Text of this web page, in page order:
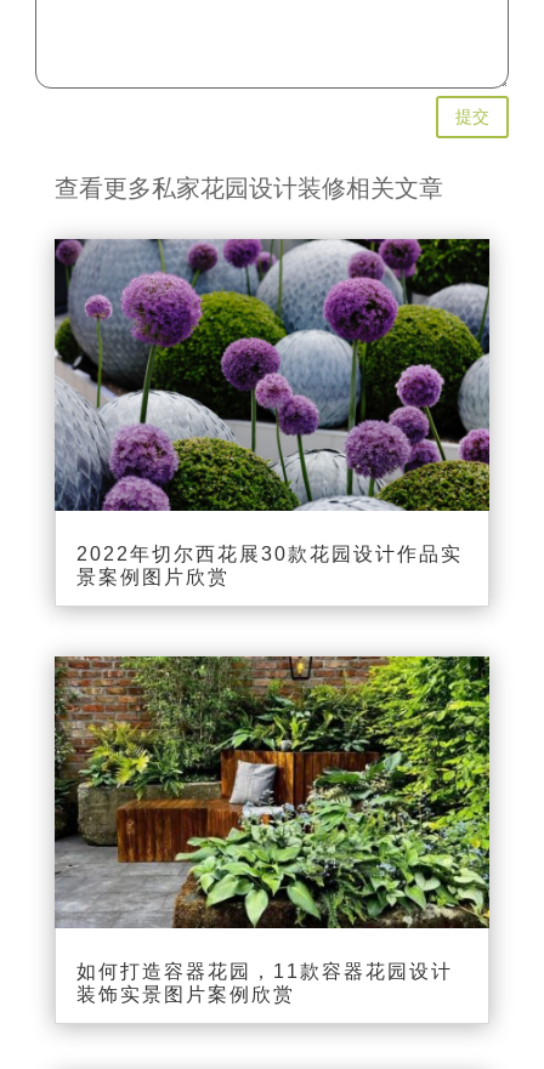
提交
查看更多私家花园设计装修相关文章
2022年切尔西花展30款花园设计作品实
景案例图片欣赏
如何打造容器花园，11款容器花园设计
装饰实景图片案例欣赏